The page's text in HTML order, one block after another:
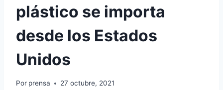
plástico se importa
desde los Estados
Unidos
Por prensa 27 octubre, 2021